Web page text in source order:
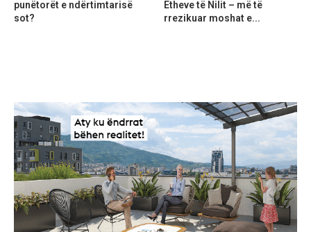
punëtorët e ndërtimtarisë
sot?
Etheve të Nilit – më të
rrezikuar moshat e...